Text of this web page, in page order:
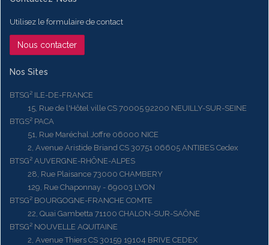
Utilisez le formulaire de contact
Nous contacter
Nos Sites
BTSG² ILE-DE-FRANCE
15, Rue de l'Hôtel ville CS 70005 92200 NEUILLY-SUR-SEINE
BTGS² PACA
51, Rue Maréchal Joffre 06000 NICE
2, Avenue Aristide Briand CS 30751 06605 ANTIBES Cedex
BTSG² AUVERGNE-RHÔNE-ALPES
28, Rue Plaisance 73000 CHAMBERY
129, Rue Chaponnay - 69003 LYON
BTSG² BOURGOGNE-FRANCHE COMTE
22, Quai Gambetta 71100 CHALON-SUR-SAÔNE
BTSG² NOUVELLE AQUITAINE
2, Avenue Thiers CS 30159 19104 BRIVE CEDEX